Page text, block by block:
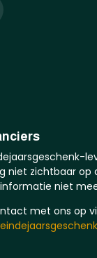
niet zichtbaar op
niet
met ons op